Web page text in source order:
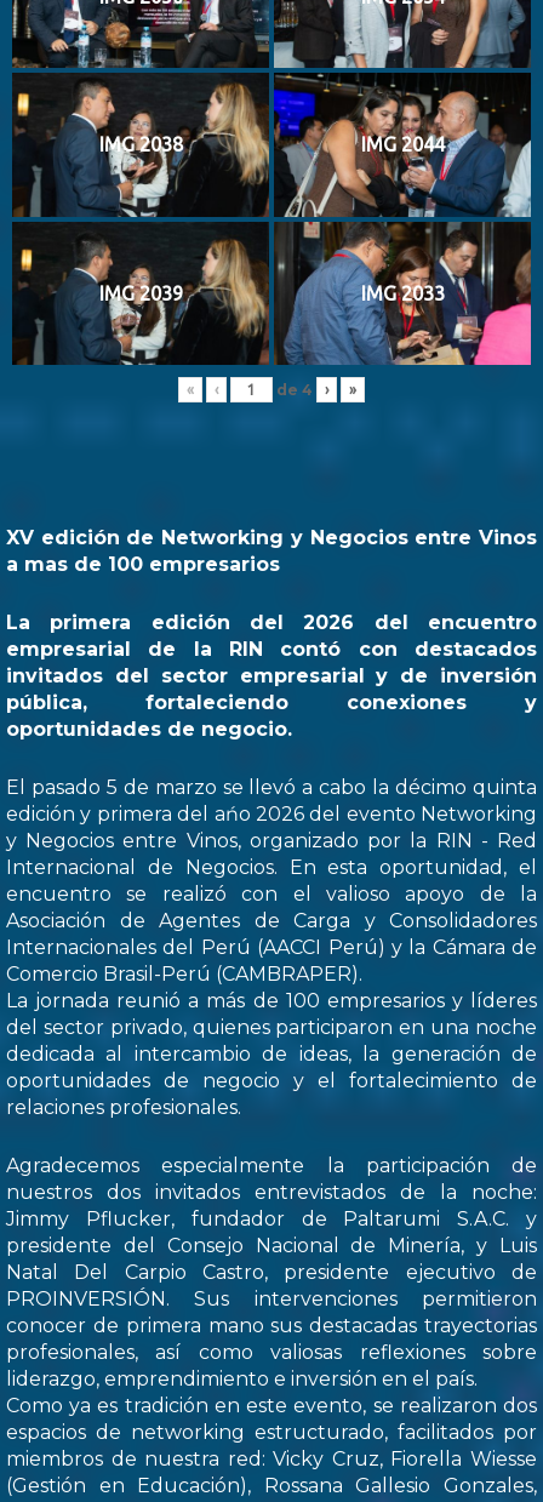
IMG 2038 IMG 2044
IMG 2039 IMG 2033
« ‹ de 4 › »
XV edición de Networking y Negocios entre Vinos
a mas de 100 empresarios
La primera edición del 2026 del encuentro
empresarial de la RIN contó con destacados
invitados del sector empresarial y de inversión
pública, fortaleciendo conexiones y
oportunidades de negocio.
El pasado 5 de marzo se llevó a cabo la décimo quinta
edición y primera del ańo 2026 del evento Networking
y Negocios entre Vinos, organizado por la RIN - Red
Internacional de Negocios. En esta oportunidad, el
encuentro se realizó con el valioso apoyo de la
Asociación de Agentes de Carga y Consolidadores
Internacionales del Perú (AACCI Perú) y la Cámara de
Comercio Brasil-Perú (CAMBRAPER).
La jornada reunió a más de 100 empresarios y líderes
del sector privado, quienes participaron en una noche
dedicada al intercambio de ideas, la generación de
oportunidades de negocio y el fortalecimiento de
relaciones profesionales.
Agradecemos especialmente la participación de
nuestros dos invitados entrevistados de la noche:
Jimmy Pflucker, fundador de Paltarumi S.A.C. y
presidente del Consejo Nacional de Minería, y Luis
Natal Del Carpio Castro, presidente ejecutivo de
PROINVERSIÓN. Sus intervenciones permitieron
conocer de primera mano sus destacadas trayectorias
profesionales, así como valiosas reflexiones sobre
liderazgo, emprendimiento e inversión en el país.
Como ya es tradición en este evento, se realizaron dos
espacios de networking estructurado, facilitados por
miembros de nuestra red: Vicky Cruz, Fiorella Wiesse
(Gestión en Educación), Rossana Gallesio Gonzales,